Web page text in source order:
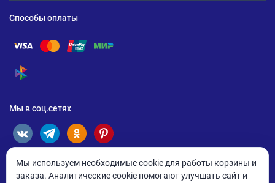
Способы оплаты
Помощь по оплате Visa
Помощь по оплате Mastercard
Помощь по оплате UnionPay
Помощь по оплате Мир
Помощь по оплате СБП
Мы в соц.сетях
Мы используем необходимые cookie для работы корзины и
заказа. Аналитические cookie помогают улучшать сайт и